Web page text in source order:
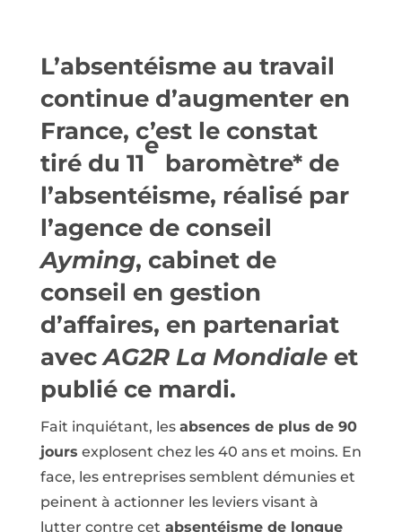
L’absentéisme au travail
continue d’augmenteren
France, c’est le constat
tiré du 11
e
baromètre* de
l’absentéisme, réalisé par
l’agence de conseil
Ayming, cabinet de
conseil en gestion
d’affaires, en partenariat
avecAG2R La Mondialeet
publié ce mardi.
Fait inquiétant, les absences de plus de 90
jours explosent chez les 40 ans et moins. En
face, les entreprises semblent démunies et
peinent à actionner les leviers visant à
lutter contre cet absentéisme de longue